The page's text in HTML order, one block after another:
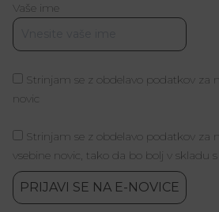
Vaše ime
Strinjam se z obdelavo podatkov za
novic
Strinjam se z obdelavo podatkov za
vsebine novic, tako da bo bolj v skladu
PRIJAVI SE NA E-NOVICE